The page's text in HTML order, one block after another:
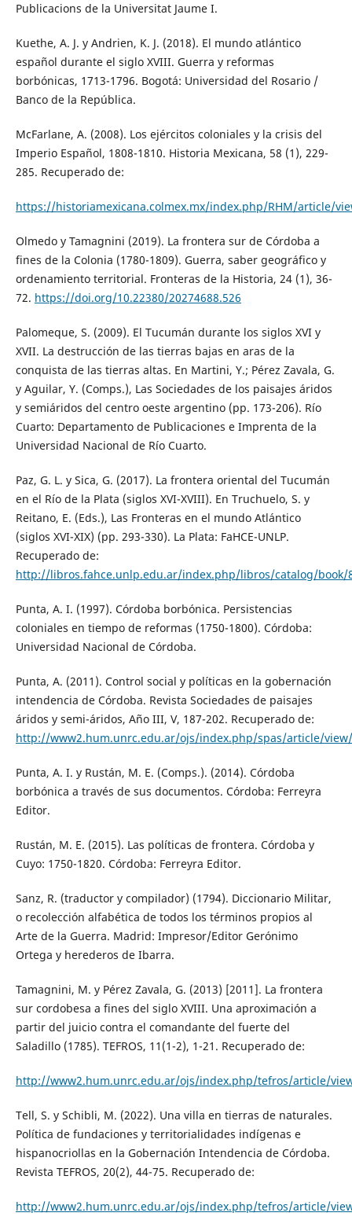
Publicacions de la Universitat Jaume I.
Kuethe, A. J. y Andrien, K. J. (2018). El mundo atlántico
español durante el siglo XVIII. Guerra y reformas
borbónicas, 1713-1796. Bogotá: Universidad del Rosario /
Banco de la República.
McFarlane, A. (2008). Los ejércitos coloniales y la crisis del
Imperio Español, 1808-1810. Historia Mexicana, 58 (1), 229-
285. Recuperado de:
https://historiamexicana.colmex.mx/index.php/RHM/article/
Olmedo y Tamagnini (2019). La frontera sur de Córdoba a
fines de la Colonia (1780-1809). Guerra, saber geográfico y
ordenamiento territorial. Fronteras de la Historia, 24 (1), 36-
72. https://doi.org/10.22380/20274688.526
Palomeque, S. (2009). El Tucumán durante los siglos XVI y
XVII. La destrucción de las tierras bajas en aras de la
conquista de las tierras altas. En Martini, Y.; Pérez Zavala, G.
y Aguilar, Y. (Comps.), Las Sociedades de los paisajes áridos
y semiáridos del centro oeste argentino (pp. 173-206). Río
Cuarto: Departamento de Publicaciones e Imprenta de la
Universidad Nacional de Río Cuarto.
Paz, G. L. y Sica, G. (2017). La frontera oriental del Tucumán
en el Río de la Plata (siglos XVI-XVIII). En Truchuelo, S. y
Reitano, E. (Eds.), Las Fronteras en el mundo Atlántico
(siglos XVI-XIX) (pp. 293-330). La Plata: FaHCE-UNLP.
Recuperado de:
http://libros.fahce.unlp.edu.ar/index.php/libros/catalog/book/
Punta, A. I. (1997). Córdoba borbónica. Persistencias
coloniales en tiempo de reformas (1750-1800). Córdoba:
Universidad Nacional de Córdoba.
Punta, A. (2011). Control social y políticas en la gobernación
intendencia de Córdoba. Revista Sociedades de paisajes
áridos y semi-áridos, Año III, V, 187-202. Recuperado de:
http://www2.hum.unrc.edu.ar/ojs/index.php/spas/article/
Punta, A. I. y Rustán, M. E. (Comps.). (2014). Córdoba
borbónica a través de sus documentos. Córdoba: Ferreyra
Editor.
Rustán, M. E. (2015). Las políticas de frontera. Córdoba y
Cuyo: 1750-1820. Córdoba: Ferreyra Editor.
Sanz, R. (traductor y compilador) (1794). Diccionario Militar,
o recolección alfabética de todos los términos propios al
Arte de la Guerra. Madrid: Impresor/Editor Gerónimo
Ortega y herederos de Ibarra.
Tamagnini, M. y Pérez Zavala, G. (2013) [2011]. La frontera
sur cordobesa a fines del siglo XVIII. Una aproximación a
partir del juicio contra el comandante del fuerte del
Saladillo (1785). TEFROS, 11(1-2), 1-21. Recuperado de:
http://www2.hum.unrc.edu.ar/ojs/index.php/tefros/article/
Tell, S. y Schibli, M. (2022). Una villa en tierras de naturales.
Política de fundaciones y territorialidades indígenas e
hispanocriollas en la Gobernación Intendencia de Córdoba.
Revista TEFROS, 20(2), 44-75. Recuperado de:
http://www2.hum.unrc.edu.ar/ojs/index.php/tefros/article/